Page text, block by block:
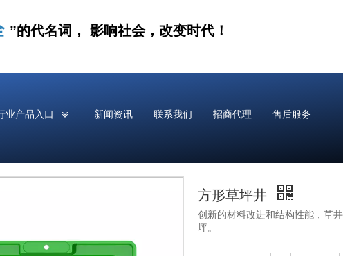
”的代名词， 影响社会，改变时代！
业产品入口 新闻资讯 联系我们 招商代理 售后服务
方形草坪井
创新的材料改进和结构性能，草
坪。